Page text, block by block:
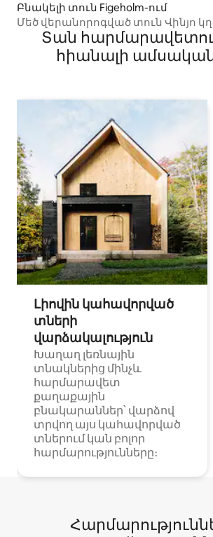
Բնակելի տուն Figeholm-ում
Մեծ վերանորոգված տուն Վինյո
Տան
հիանալի
Լիովին կահավորված
տների
վարձակալություն
Խաղաղ լեռնային
տնակներից մինչև
հարմարավետ
քաղաքային
բնակարաններ՝ վարձով
տրվող այս կահավորված
տներում կան բոլոր
հարմարությունները։